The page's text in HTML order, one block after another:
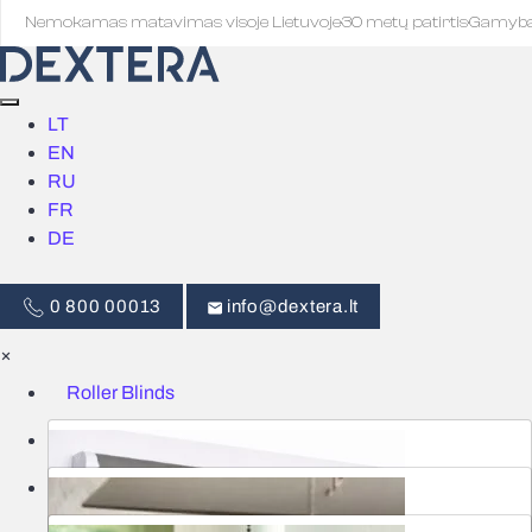
Nemokamas matavimas visoje Lietuvoje·30 metų patirtis·
LT
EN
RU
FR
DE
0 800 00013 info@dextera.lt
×
Roller Blinds
Smart Control